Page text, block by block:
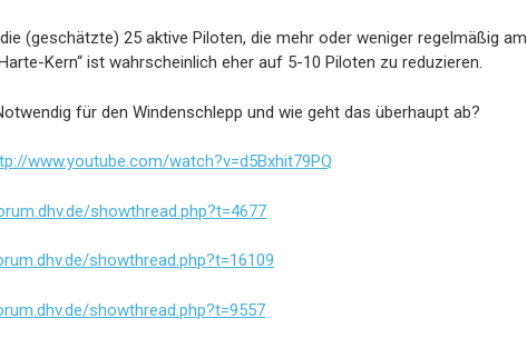
(geschätzte) 25 aktive Piloten, die mehr oder weniger regelmäßig am
Kern“ ist wahrscheinlich eher auf 5-10 Piloten zu reduzieren.
für den Windenschlepp und wie geht das überhaupt ab?
www.youtube.com/watch?v=d5Bxhit79PQ
showthread.php?t=4677
showthread.php?t=16109
showthread.php?t=9557